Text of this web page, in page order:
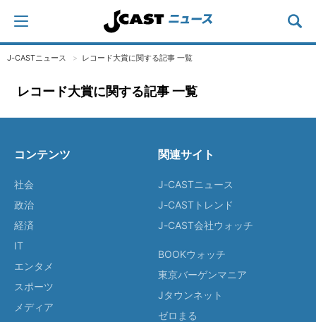
J-CASTニュース レコード大賞に関する記事 一覧
レコード大賞に関する記事 一覧
コンテンツ
社会
政治
経済
IT
エンタメ
スポーツ
メディア
関連サイト
J-CASTニュース
J-CASTトレンド
J-CAST会社ウォッチ
BOOKウォッチ
東京バーゲンマニア
Jタウンネット
ゼロまる